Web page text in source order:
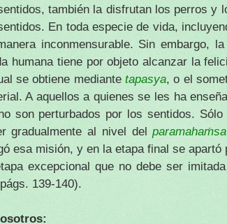
también la disfrutan los perros y
En toda especie de vida,
inconmensurable. Sin embargo,
humana tiene por objeto alcanzar la
se obtiene mediante tapasya, o el
A aquellos a quienes se les ha
son perturbados por los sentidos.
gradualmente al nivel delparamahaṁsa
esa misión, y en la etapa final se
excepcional que no debe ser
139-140).